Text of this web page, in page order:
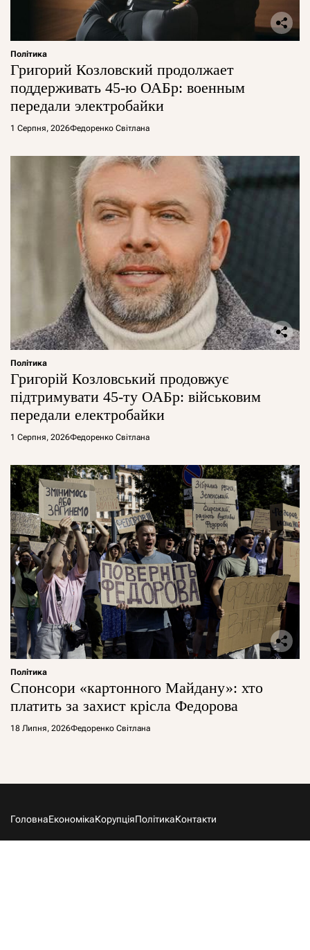
Політика
Григорий Козловский продолжает
поддерживать 45-ю ОАБр: военным
передали электробайки
1 Серпня, 2026Федоренко Світлана
Політика
Григорій Козловський продовжує
підтримувати 45-ту ОАБр: військовим
передали електробайки
1 Серпня, 2026Федоренко Світлана
Політика
Спонсори «картонного Майдану»: хто
платить за захист крісла Федорова
18 Липня, 2026Федоренко Світлана
ГоловнаЕкономікаКорупціяПолітикаКонтакти